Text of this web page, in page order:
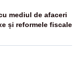
mediul de afaceri
și reformele fiscale